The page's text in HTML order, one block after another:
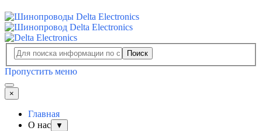
Поиск
Пропустить меню
×
Главная
О нас
▼